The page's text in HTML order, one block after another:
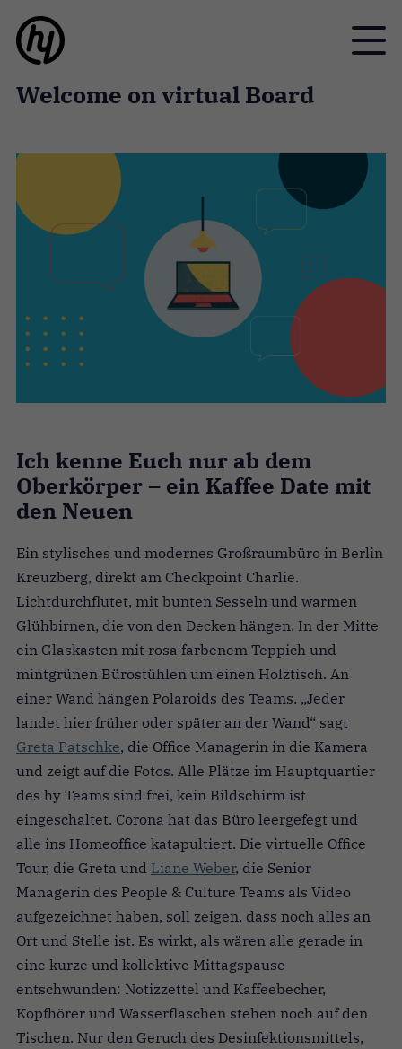
Toggle
Welcome on virtual Board
Ich kenne Euch nur ab dem
Oberkörper – ein Kaffee Date mit
den Neuen
Ein stylisches und modernes Großraumbüro in Berlin
Kreuzberg, direkt am Checkpoint Charlie.
Lichtdurchflutet, mit bunten Sesseln und warmen
Glühbirnen, die von den Decken hängen. In der Mitte
ein Glaskasten mit rosa farbenem Teppich und
mintgrünen Bürostühlen um einen Holztisch. An
einer Wand hängen Polaroids des Teams. „Jeder
landet hier früher oder später an der Wand“ sagt
Greta Patschke, die Office Managerin in die Kamera
und zeigt auf die Fotos. Alle Plätze im Hauptquartier
des hy Teams sind frei, kein Bildschirm ist
eingeschaltet. Corona hat das Büro leergefegt und
alle ins Homeoffice katapultiert. Die virtuelle Office
Tour, die Greta und Liane Weber, die Senior
Managerin des People & Culture Teams als Video
aufgezeichnet haben, soll zeigen, dass noch alles an
Ort und Stelle ist. Es wirkt, als wären alle gerade in
eine kurze und kollektive Mittagspause
entschwunden: Notizzettel und Kaffeebecher,
Kopfhörer und Wasserflaschen stehen noch auf den
Tischen. Nur den Geruch des Desinfektionsmittels,